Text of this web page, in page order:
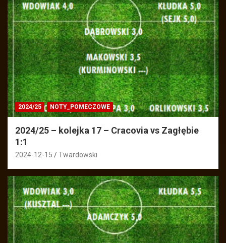
2024/25 NOTY_POMECZOWE
2024/25 – kolejka 17 – Cracovia vs Zagłębie
1:1
2024-12-15 Twardowski